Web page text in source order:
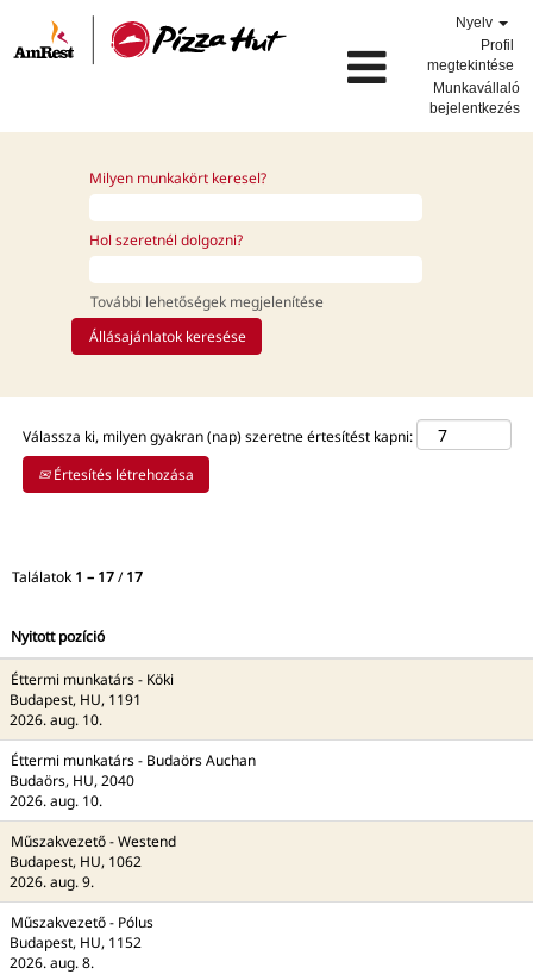
Nyelv
Profil
megtekintése
Munkavállaló
bejelentkezés
állásajánlatok_PH_HU
Milyen munkakört keresel?
Hol szeretnél dolgozni?
További lehetőségek megjelenítése
Válassza ki, milyen gyakran (nap) szeretne értesítést kapni:
Értesítés létrehozása
Találatok 1 – 17/17
Nyitott pozíció
Éttermi munkatárs - Köki
Budapest, HU, 1191
2026. aug. 10.
Éttermi munkatárs - Budaörs Auchan
Budaörs, HU, 2040
2026. aug. 10.
Műszakvezető - Westend
Budapest, HU, 1062
2026. aug. 9.
Műszakvezető - Pólus
Budapest, HU, 1152
2026. aug. 8.